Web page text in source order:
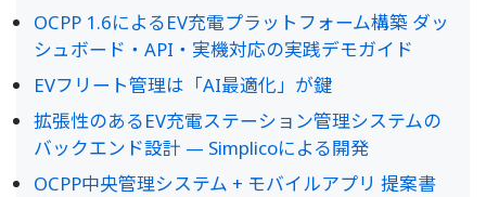
OCPP 1.6によるEV充電プラットフォーム構築 ダッ
シュボード・API・実機対応の実践デモガイド
EVフリート管理は「AI最適化」が鍵
拡張性のあるEV充電ステーション管理システムの
バックエンド設計 — Simplicoによる開発
OCPP中央管理システム + モバイルアプリ 提案書